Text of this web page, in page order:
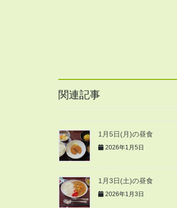
関連記事
1月5日(月)の昼食
2026年1月5日
1月3日(土)の昼食
2026年1月3日